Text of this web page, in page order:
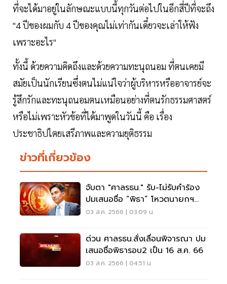
ที่จะได้มาอยู่ในลักษณะแบบนี้ทุกวันต่อไปในอีกสี่ปีที่จะถึง
"4 ปีของผมกับ 4 ปีของคุณไม่เท่ากันเดี๋ยวจะเล่าให้ฟัง
เพราะอะไร"
ทั้งนี้ ด้วยความคิดถึงและด้วยความทะนุถนอม ที่ตนเคยมี
สมัยเป็นนักเรียนซึ่งตนไม่แน่ใจว่าผู้บริหารหรืออาจารย์จะ
รู้สึกรักและทะนุถนอมตนเหมือนอย่างที่ตนรักธรรมศาสตร์
หรือไม่เพราะหัวข้อที่ได้มาพูดในวันนี้ คือ เรื่อง
ประชาธิปไตยเสรีภาพและความยุติธรรม
ข่าวที่เกี่ยวข้อง
จับตา "ศาลรธน." รับ-ไม่รับคำร้อง
ปมเสนอชื่อ “พิธา” โหวตนายกฯ
รอบ2
03 ส.ค. 2566 | 03:09 น.
ด่วน ศาลรธน.สั่งเลื่อนพิจารณา ปม
เสนอชื่อพิธารอบ2 เป็น 16 ส.ค. 66
03 ส.ค. 2566 | 04:51 น.